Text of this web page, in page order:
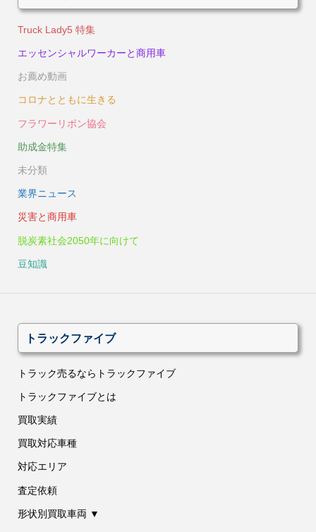
Truck Lady5 特集
エッセンシャルワーカーと商用車
お薦め動画
コロナとともに生きる
フラワーリボン協会
助成金特集
未分類
業界ニュース
災害と商用車
脱炭素社会2050年に向けて
豆知識
トラックファイブ
トラック売るならトラックファイブ
トラックファイブとは
買取実績
買取対応車種
対応エリア
査定依頼
形状別買取車両 ▼